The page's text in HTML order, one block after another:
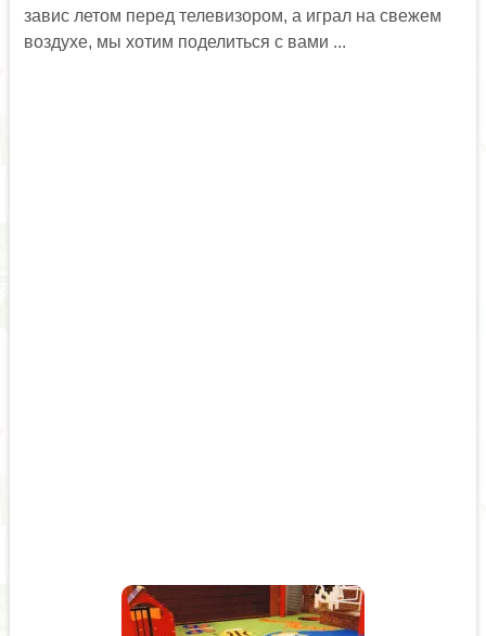
завис летом перед телевизором, а играл на свежем
воздухе, мы хотим поделиться с вами ...